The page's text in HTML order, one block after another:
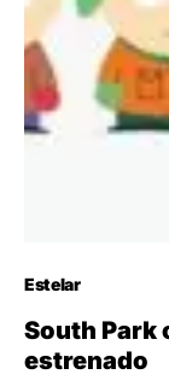
Estelar
South Park
estrenado